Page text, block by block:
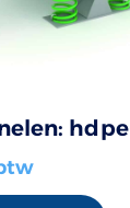
hdpe